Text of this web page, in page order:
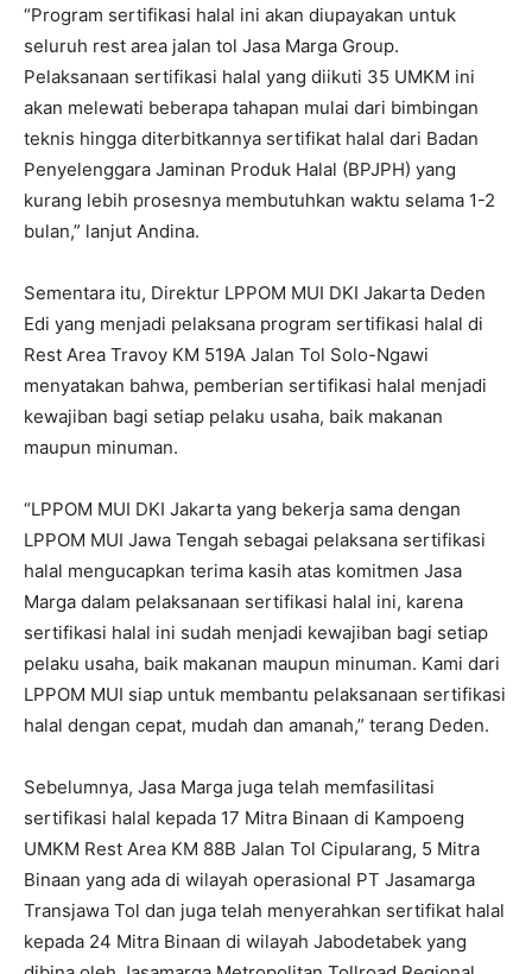
“Program sertifikasi halal ini akan diupayakan untuk
seluruh rest area jalan tol Jasa Marga Group.
Pelaksanaan sertifikasi halal yang diikuti 35 UMKM ini
akan melewati beberapa tahapan mulai dari bimbingan
teknis hingga diterbitkannya sertifikat halal dari Badan
Penyelenggara Jaminan Produk Halal (BPJPH) yang
kurang lebih prosesnya membutuhkan waktu selama 1-2
bulan,” lanjut Andina.
Sementara itu, Direktur LPPOM MUI DKI Jakarta Deden
Edi yang menjadi pelaksana program sertifikasi halal di
Rest Area Travoy KM 519A Jalan Tol Solo-Ngawi
menyatakan bahwa, pemberian sertifikasi halal menjadi
kewajiban bagi setiap pelaku usaha, baik makanan
maupun minuman.
“LPPOM MUI DKI Jakarta yang bekerja sama dengan
LPPOM MUI Jawa Tengah sebagai pelaksana sertifikasi
halal mengucapkan terima kasih atas komitmen Jasa
Marga dalam pelaksanaan sertifikasi halal ini, karena
sertifikasi halal ini sudah menjadi kewajiban bagi setiap
pelaku usaha, baik makanan maupun minuman. Kami dari
LPPOM MUI siap untuk membantu pelaksanaan sertifikasi
halal dengan cepat, mudah dan amanah,” terang Deden.
Sebelumnya, Jasa Marga juga telah memfasilitasi
sertifikasi halal kepada 17 Mitra Binaan di Kampoeng
UMKM Rest Area KM 88B Jalan Tol Cipularang, 5 Mitra
Binaan yang ada di wilayah operasional PT Jasamarga
Transjawa Tol dan juga telah menyerahkan sertifikat halal
kepada 24 Mitra Binaan di wilayah Jabodetabek yang